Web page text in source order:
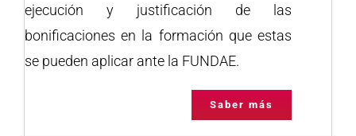
ejecución y justificación de las
bonificaciones en la formación que estas
se pueden aplicar ante la FUNDAE.
Saber más